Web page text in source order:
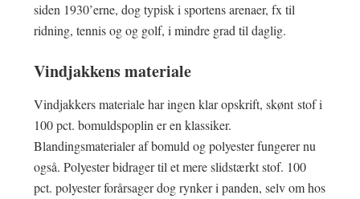
siden 1930’erne, dog typisk i sportens arenaer, fx til
ridning, tennis og og golf, i mindre grad til daglig.
Vindjakkens materiale
Vindjakkers materiale har ingen klar opskrift, skønt stof i
100 pct. bomuldspoplin er en klassiker.
Blandingsmaterialer af bomuld og polyester fungerer nu
også. Polyester bidrager til et mere slidstærkt stof. 100
pct. polyester forårsager dog rynker i panden, selv om hos